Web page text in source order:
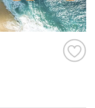
zijn dat je
de
website.
die als